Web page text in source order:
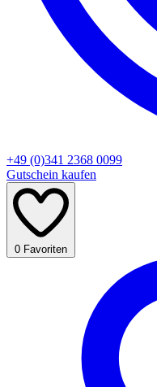
+49 (0)341 2368 0099
Gutschein kaufen
0 Favoriten